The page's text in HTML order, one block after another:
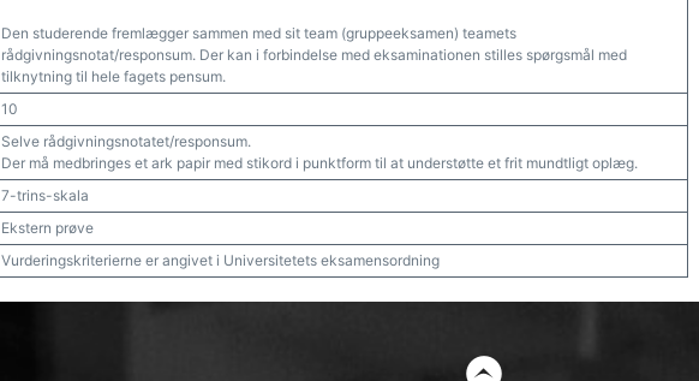
Den studerende fremlægger sammen med sit team (gruppeeksamen) teamets
rådgivningsnotat/responsum. Der kan i forbindelse med eksaminationen stilles spørgsmål med
tilknytning til hele fagets pensum.
10
Selve rådgivningsnotatet/responsum.
Der må medbringes et ark papir med stikord i punktform til at understøtte et frit mundtligt oplæg.
7-trins-skala
Ekstern prøve
Vurderingskriterierne er angivet i Universitetets eksamensordning
t